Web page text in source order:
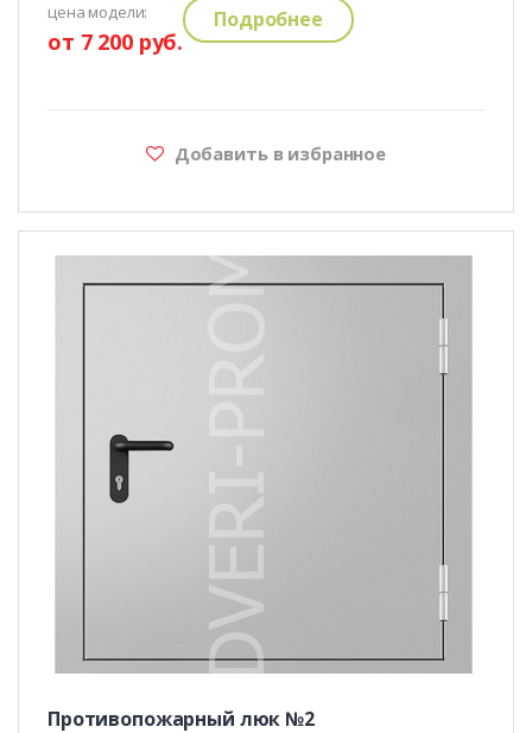
цена модели:
от 7 200 руб.
Подробнее
Добавить в избранное
Противопожарный люк №2